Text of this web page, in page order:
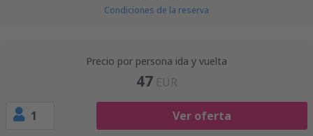
Condiciones de la reserva
Precio por persona ida y vuelta
47 EUR
1 Ver oferta